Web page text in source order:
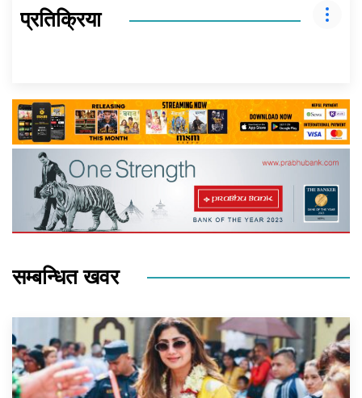
प्रतिक्रिया
सम्बन्धित खवर